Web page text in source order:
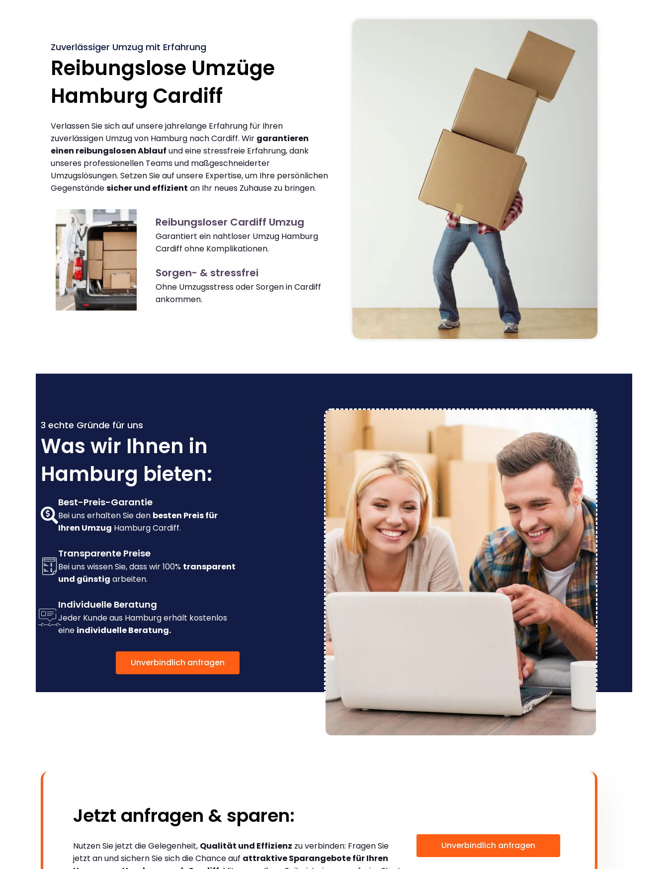
Zuverlässiger Umzug mit Erfahrung
Reibungslose Umzüge
Hamburg Cardiff
Verlassen Sie sich auf unsere jahrelange Erfahrung für Ihren
zuverlässigen Umzug von Hamburg nach Cardiff. Wir garantieren
einen reibungslosen Ablauf und eine stressfreie Erfahrung, dank
unseres professionellen Teams und maßgeschneiderter
Umzugslösungen. Setzen Sie auf unsere Expertise, um Ihre persönlichen
Gegenständesicher und effizient an Ihr neues Zuhause zu bringen.
Reibungsloser Cardiff Umzug
Garantiert ein nahtloser Umzug Hamburg
Cardiff ohne Komplikationen.
Sorgen- & stressfrei
Ohne Umzugsstress oder Sorgen in Cardiff
ankommen.
3 echte Gründe für uns
Was wir Ihnen in
Hamburg bieten:
Best-Preis-Garantie
Bei uns erhalten Sie den besten Preis für
Ihren Umzug Hamburg Cardiff.
Transparente Preise
Bei uns wissen Sie, dass wir 100% transparent
und günstig arbeiten.
Individuelle Beratung
Jeder Kunde aus Hamburg erhält kostenlos
eine individuelle Beratung.
Unverbindlich anfragen
Jetzt anfragen & sparen:
Nutzen Sie jetzt die Gelegenheit, Qualität und Effizienz zu verbinden: Fragen Sie
jetzt an und sichern Sie sich die Chance auf attraktive Sparangebote für Ihren
Unverbindlich anfragen